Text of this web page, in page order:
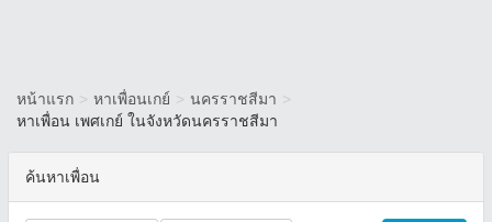
หน้าแรก > หาเพื่อนเกย์ > นครราชสีมา >
หาเพื่อน เพศเกย์ ในจังหวัดนครราชสีมา
ค้นหาเพื่อน